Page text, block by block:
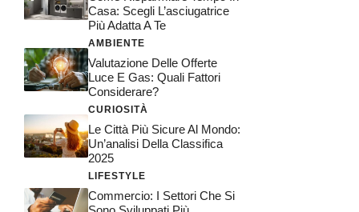
Casa: Scegli L’asciugatrice
Più Adatta A Te
AMBIENTE
Valutazione Delle Offerte
Luce E Gas: Quali Fattori
Considerare?
CURIOSITÀ
Le Città Più Sicure Al Mondo:
Un’analisi Della Classifica
2025
LIFESTYLE
Commercio: I Settori Che Si